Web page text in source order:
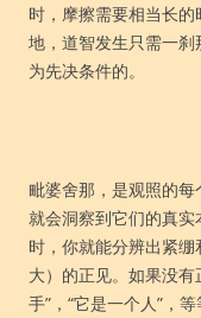
时，摩擦需要相当长
地，道智发生只需一
为先决条件的。
毗婆舍那，是观照的
就会洞察到它们的真
时，你就能分辨出紧
大）的正见。如果没
手”，“它是一个人”，